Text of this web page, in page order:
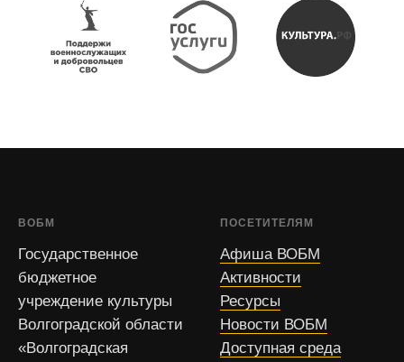
ВОБМ
Государственное
бюджетное
учреждение культуры
Волгоградской области
«Волгоградская
ПОСЕТИТЕЛЯМ
Афиша ВОБМ
Активности
Ресурсы
Новости ВОБМ
Доступная среда